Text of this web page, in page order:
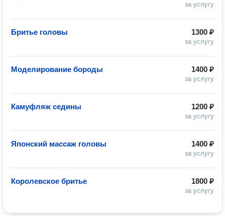
за услугу
1300 ₽
за услугу
Бритье головы
1400 ₽
за услугу
Моделирование бороды
1200 ₽
за услугу
Камуфляж седины
1400 ₽
за услугу
Японский массаж головы
1800 ₽
за услугу
Королевское бритье